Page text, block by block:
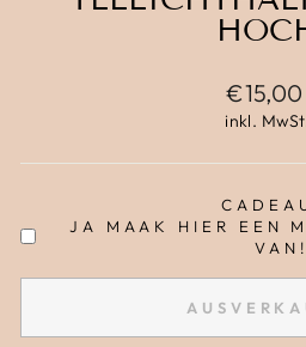
Normaler
Preis
€15,00
inkl.
JA MAAK HIER EEN
VAN!